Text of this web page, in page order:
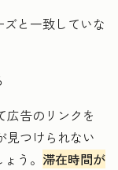
と一致していな
広告のリンクを
見つけられない
う。 滞在時間が